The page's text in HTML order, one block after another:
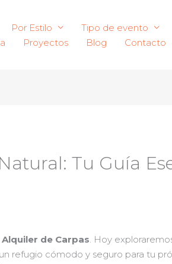
Por Estilo Tipo de evento
Proyectos Blog Contacto
Tu Guía
Alquiler de Carpas. Hoy
refugio cómodo y seguro para tu